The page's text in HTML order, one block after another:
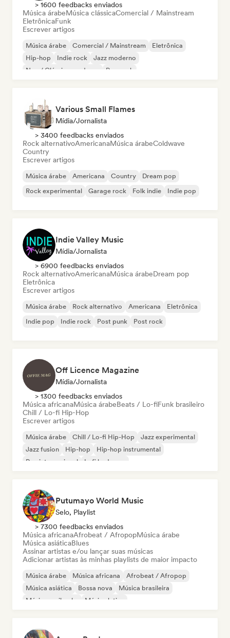
> 1600 feedbacks enviados
Música árabeMúsica clássicaComercial / Mainstream
EletrônicaFunk
Escrever artigos
Música árabe Comercial / Mainstream
Eletrônica
Hip-hop
Indie rock
Jazz moderno
Neo / Clássico moderno
Pop rock
Various Small Flames
Mídia/Jornalista
> 3400 feedbacks enviados
Rock alternativoAmericanaMúsica árabeColdwave
Country
Escrever artigos
Música árabe Americana Country
Dream pop
Rock experimental
Garage rock Folk indie Indie pop
Indie Valley Music
Mídia/Jornalista
> 6900 feedbacks enviados
Rock alternativoAmericanaMúsica árabeDream pop
Eletrônica
Escrever artigos
Música árabe Rock alternativo Americana
Eletrônica
Indie pop
Indie rock Post punk Post rock
Off Licence Magazine
Mídia/Jornalista
> 1300 feedbacks enviados
Música africanaMúsica árabeBeats / Lo-fiFunk brasileiro
Chill / Lo-fi Hip-Hop
Escrever artigos
Música árabe Chill / Lo-fi Hip-Hop
Jazz experimental
Jazz fusion
Hip-hop
Hip-hop instrumental
Rap internacional
Lofi bedroom
Putumayo World Music
Selo, Playlist
> 7300 feedbacks enviados
Música africanaAfrobeat / AfropopMúsica árabe
Música asiáticaBlues
Assinar artistas e/ou lançar suas músicas
Adicionar artistas às minhas playlists de maior impacto
Música árabe Música africana
Afrobeat / Afropop
Música asiática
Bossa nova
Música brasileira
Música caribenha
Música latina